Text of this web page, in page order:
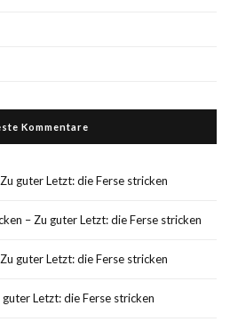
Kommentare
guter Letzt: die Ferse stricken
– Zu guter Letzt: die Ferse stricken
guter Letzt: die Ferse stricken
Letzt: die Ferse stricken